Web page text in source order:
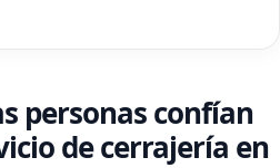
personas confían
de cerrajería en